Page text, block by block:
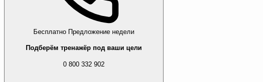
Бесплатно Предложение недели
Подберём тренажёр под ваши цели
0 800 332 902